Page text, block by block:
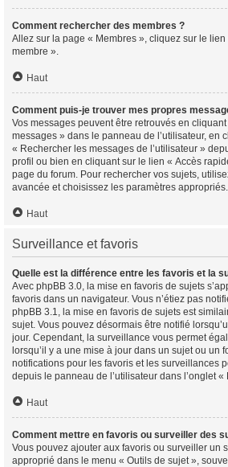
Comment rechercher des membres ?
Allez sur la page « Membres », cliquez sur le
membre ».
Haut
Comment puis-je trouver mes propres
Vos messages peuvent être retrouvés en
messages » dans le panneau de l’utilisateur, en
« Rechercher les messages de l’utilisateur »
profil ou bien en cliquant sur le lien « Accès
page du forum. Pour rechercher vos sujets,
avancée et choisissez les paramètres appropriés.
Haut
Surveillance et favoris
Quelle est la différence entre les favoris et la
Avec phpBB 3.0, la mise en favoris de sujets
favoris dans un navigateur. Vous n’étiez pas
phpBB 3.1, la mise en favoris de sujets est
sujet. Vous pouvez désormais être notifié
jour. Cependant, la surveillance vous permet
lorsqu’il y a une mise à jour dans un sujet ou un
notifications pour les favoris et les surveillances
depuis le panneau de l’utilisateur dans l’onglet
Haut
Comment mettre en favoris ou surveiller des
Vous pouvez ajouter aux favoris ou surveiller un
approprié dans le menu « Outils de sujet »,